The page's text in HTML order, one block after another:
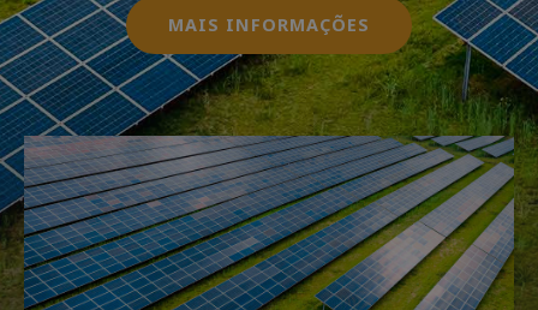
MAIS INFORMAÇÕES